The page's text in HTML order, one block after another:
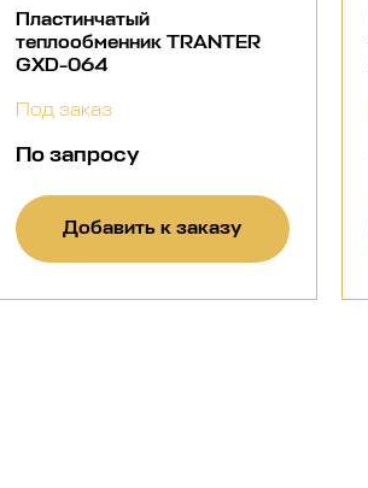
Пластинчатый
теплообменник TRANTER
GXD-064
Под заказ
По запросу
Добавить к заказу